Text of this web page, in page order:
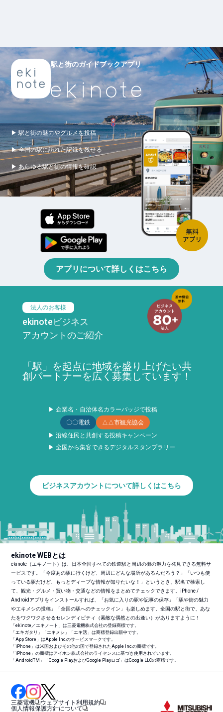
駅と街のガイドブックアプリ
▶ 駅と街の魅力やグルメを投稿
▶ 全国の駅に訪れた記録を残せる
▶ あらゆる駅と街の情報を確認
アプリについて詳しくはこちら
法人のお客様
ekinoteビジネス
アカウントのご紹介
「駅」を起点に地域を盛り上げたい共
創パートナーを広く募集しています！
▶ 企業名・自治体名カラーバッジで投稿
〇〇電鉄
△△市観光協会
▶ 沿線住民と共創する投稿キャンペーン
▶ 全国から集客できるデジタルスタンプラリー
ビジネスアカウントについて詳しくはこちら
ekinote WEBとは
ekinote（エキノート）は、日本全国すべての鉄道駅と周辺の街の魅力を発見できる無料サ
ービスです。「今度あの駅に行くけど、周辺にどんな場所があるんだろう？」「いつも使
っている駅だけど、もっとディープな情報が知りたいな！」というとき、駅名で検索し
て、観光・グルメ・買い物・交通などの情報をまとめてチェックできます。iPhone /
Androidアプリをインストールすれば、「お気に入りの駅や記事の保存」「駅や街の魅力
やエキメシの投稿」「全国の駅へのチェックイン」も楽しめます。全国の駅と街で、あな
たをワクワクさせるセレンディピティ（素敵な偶然との出逢い）がありますように！
「ekinote／エキノート」は三菱電機株式会社の登録商標です。
「エキガタリ」「エキメシ」「エキ活」は商標登録出願中です。
「App Store」はApple Inc.のサービスマークです。
「iPhone」は米国およびその他の国で登録されたApple Inc.の商標です。
「iPhone」の商標はアイホン株式会社のライセンスに基づき使用されています。
「AndroidTM 」「Google PlayおよびGoogle Playロゴ」はGoogle LLCの商標です。
三菱電機
ウェブサイト利用規約
個人情報保護方針について